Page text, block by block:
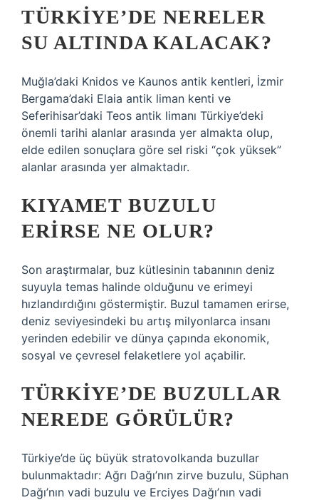
TÜRKIYE’DE NERELER
SU ALTINDA KALACAK?
Muğla’daki Knidos ve Kaunos antik kentleri, İzmir
Bergama’daki Elaia antik liman kenti ve
Seferihisar’daki Teos antik limanı Türkiye’deki
önemli tarihi alanlar arasında yer almakta olup,
elde edilen sonuçlara göre sel riski “çok yüksek”
alanlar arasında yer almaktadır.
KIYAMET BUZULU
ERIRSE NE OLUR?
Son araştırmalar, buz kütlesinin tabanının deniz
suyuyla temas halinde olduğunu ve erimeyi
hızlandırdığını göstermiştir. Buzul tamamen erirse,
deniz seviyesindeki bu artış milyonlarca insanı
yerinden edebilir ve dünya çapında ekonomik,
sosyal ve çevresel felaketlere yol açabilir.
TÜRKIYE’DE BUZULLAR
NEREDE GÖRÜLÜR?
Türkiye’de üç büyük stratovolkanda buzullar
bulunmaktadır: Ağrı Dağı’nın zirve buzulu, Süphan
Dağı’nın vadi buzulu ve Erciyes Dağı’nın vadi